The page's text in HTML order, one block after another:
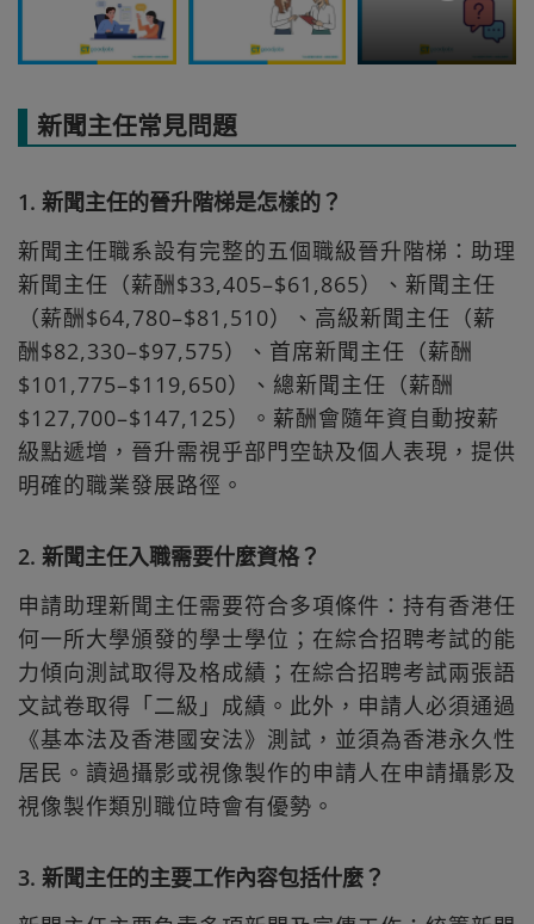
新聞主任常見問題
1. 新聞主任的晉升階梯是怎樣的？
新聞主任職系設有完整的五個職級晉升階梯：助理
新聞主任（薪酬$33,405–$61,865）、新聞主任
（薪酬$64,780–$81,510）、高級新聞主任（薪
酬$82,330–$97,575）、首席新聞主任（薪酬
$101,775–$119,650）、總新聞主任（薪酬
$127,700–$147,125）。薪酬會隨年資自動按薪
級點遞增，晉升需視乎部門空缺及個人表現，提供
明確的職業發展路徑。
2. 新聞主任入職需要什麼資格？
申請助理新聞主任需要符合多項條件：持有香港任
何一所大學頒發的學士學位；在綜合招聘考試的能
力傾向測試取得及格成績；在綜合招聘考試兩張語
文試卷取得「二級」成績。此外，申請人必須通過
《基本法及香港國安法》測試，並須為香港永久性
居民。讀過攝影或視像製作的申請人在申請攝影及
視像製作類別職位時會有優勢。
3. 新聞主任的主要工作內容包括什麼？